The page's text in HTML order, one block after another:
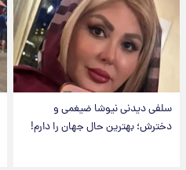
سلفی دیدنی نیوشا ضیغمی و
دخترش؛ بهترین حال جهان را دارم!